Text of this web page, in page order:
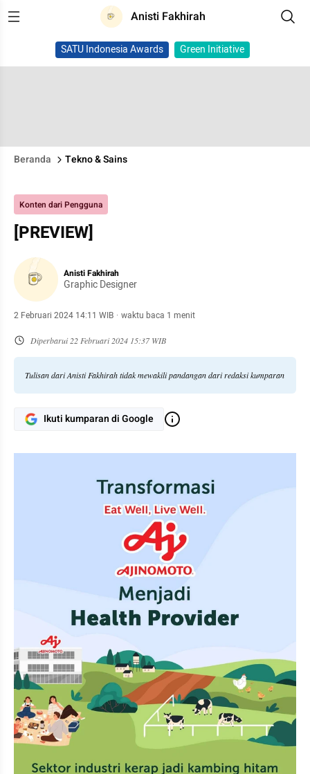
Anisti Fakhirah
SATU Indonesia Awards Green Initiative
Beranda Tekno & Sains
Konten dari Pengguna
[PREVIEW]
Anisti Fakhirah
Graphic Designer
2 Februari 2024 14:11 WIB · waktu baca 1 menit
Diperbarui22 Februari 2024 15:37 WIB
Tulisan dari Anisti Fakhirah tidak mewakili pandangan dari redaksi kumparan
Ikuti kumparan di Google